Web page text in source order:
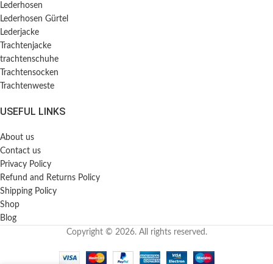
Lederhosen
Lederhosen Gürtel
Lederjacke
Trachtenjacke
trachtenschuhe
Trachtensocken
Trachtenweste
USEFUL LINKS
About us
Contact us
Privacy Policy
Refund and Returns Policy
Shipping Policy
Shop
Blog
Copyright © 2026. All rights reserved.